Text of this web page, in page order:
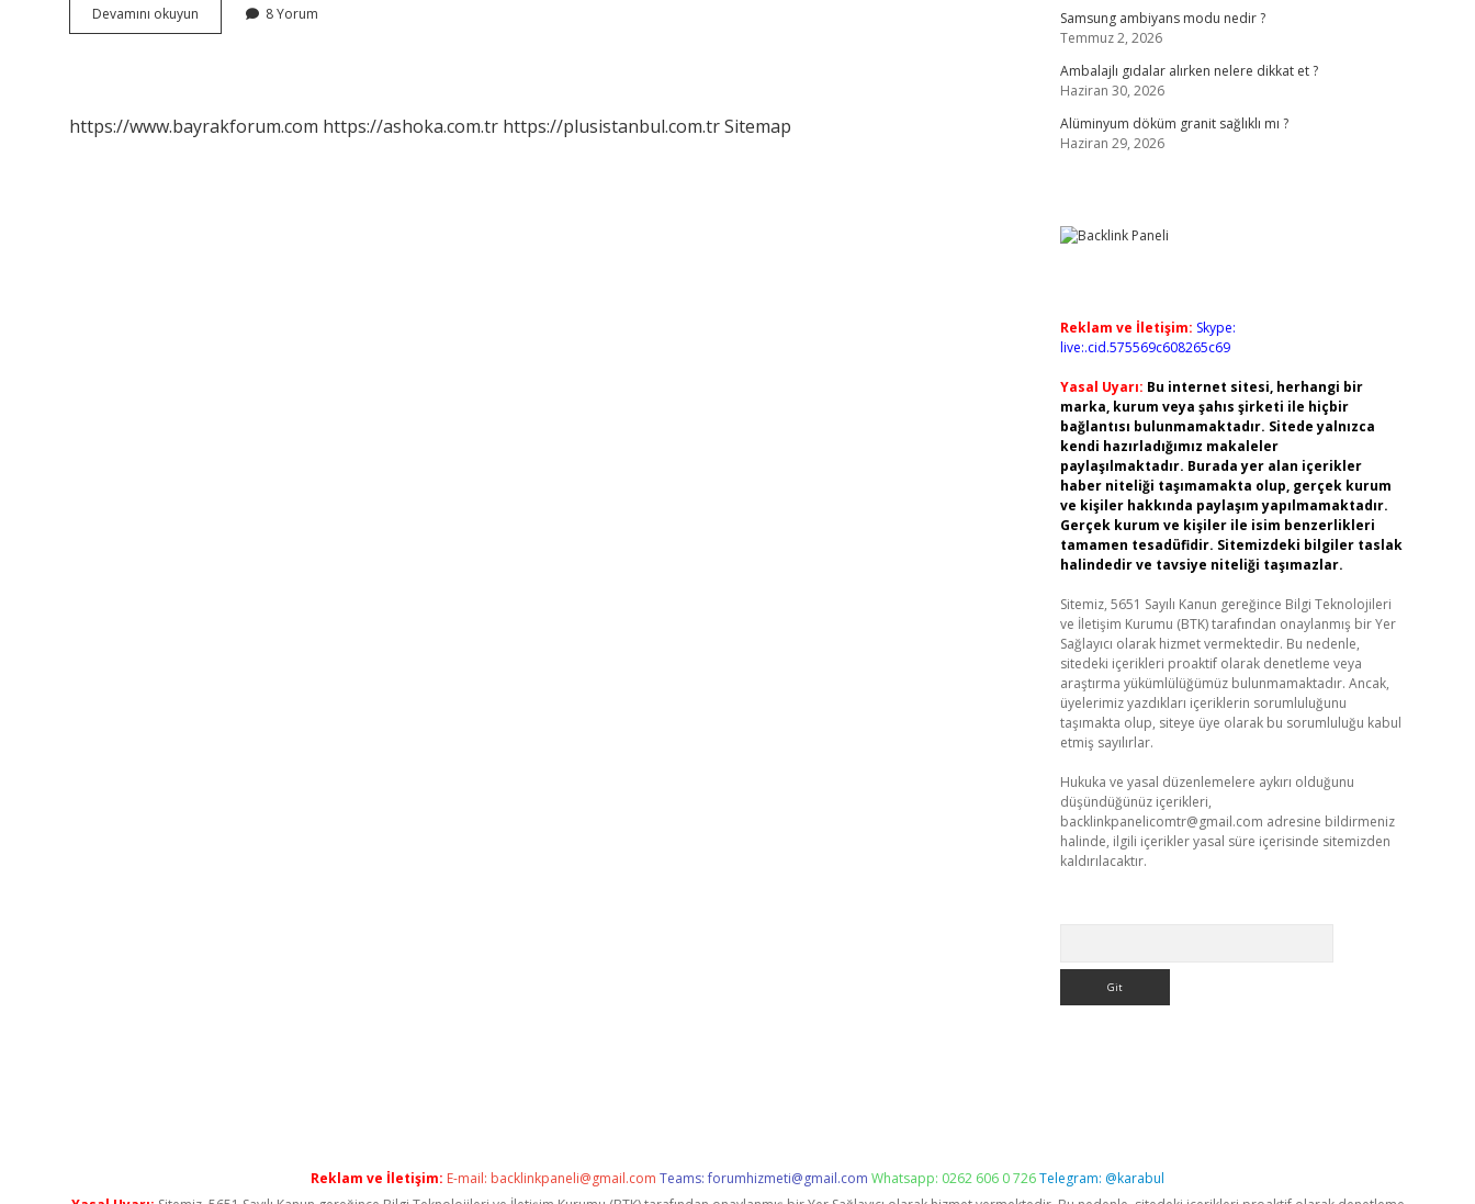
Devamını okuyun
Mescid-
Saldırıyor
8 Yorum
https://www.bayrakforum.com https://ashoka.com.tr https://plusistanbul.com.trSitemap
Samsung ambiyans modu nedir ?
Temmuz 2, 2026
Ambalajlı gıdalar alırken nelere dikkat et ?
Haziran 30, 2026
Alüminyum döküm granit sağlıklı mı ?
Haziran 29, 2026
Reklam ve İletişim: Skype:
live:.cid.575569c608265c69
Yasal Uyarı: Bu internet sitesi, herhangi bir
marka, kurum veya şahıs şirketi ile hiçbir
bağlantısı bulunmamaktadır. Sitede yalnızca
kendi hazırladığımız makaleler
paylaşılmaktadır. Burada yer alan içerikler
haber niteliği taşımamakta olup, gerçek kurum
ve kişiler hakkında paylaşım yapılmamaktadır.
Gerçek kurum ve kişiler ile isim benzerlikleri
tamamen tesadüfidir. Sitemizdeki bilgiler taslak
halindedir ve tavsiye niteliği taşımazlar.
Sitemiz, 5651 Sayılı Kanun gereğince Bilgi Teknolojileri
ve İletişim Kurumu (BTK) tarafından onaylanmış bir Yer
Sağlayıcı olarak hizmet vermektedir. Bu nedenle,
sitedeki içerikleri proaktif olarak denetleme veya
araştırma yükümlülüğümüz bulunmamaktadır. Ancak,
üyelerimiz yazdıkları içeriklerin sorumluluğunu
taşımakta olup, siteye üye olarak bu sorumluluğu kabul
etmiş sayılırlar.
Hukuka ve yasal düzenlemelere aykırı olduğunu
düşündüğünüz içerikleri,
backlinkpanelicomtr@gmail.com adresine bildirmeniz
halinde, ilgili içerikler yasal süre içerisinde sitemizden
kaldırılacaktır.
Reklam ve İletişim: E-mail: backlinkpaneli@gmail.com Teams:forumhizmeti@gmail.com Whatsapp: 0262 606 0 726Telegram: @karabul